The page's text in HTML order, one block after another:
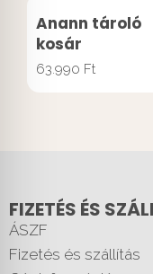
Anann tároló
kosár
63.990 Ft
FIZETÉS ÉS
ÁSZF
Fizetés és szállítás